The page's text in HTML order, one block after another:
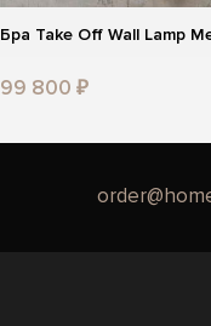
Бра Take Off Wall Lamp
99 800 ₽